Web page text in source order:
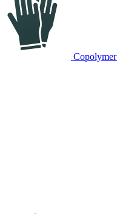
Copolymer